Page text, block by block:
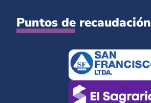
Puntos de recaudación